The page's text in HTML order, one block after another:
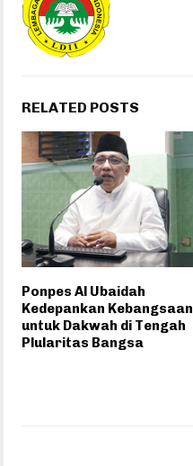
RELATED POSTS
Ponpes Al Ubaidah
Kedepankan Kebangsaan
untuk Dakwah di Tengah
Plularitas Bangsa